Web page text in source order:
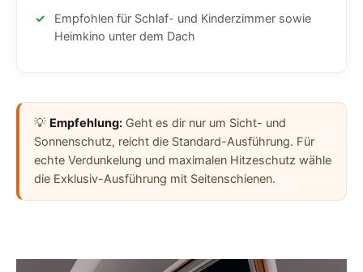
Empfohlen für Schlaf- und Kinderzimmer sowie
Heimkino unter dem Dach
💡 Empfehlung: Geht es dir nur um Sicht- und
Sonnenschutz, reicht die Standard-Ausführung. Für
echte Verdunkelung und maximalen Hitzeschutz wähle
die Exklusiv-Ausführung mit Seitenschienen.